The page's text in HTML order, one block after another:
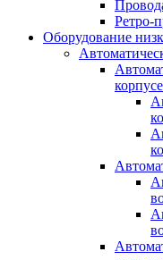
Ретро-
Оборудование
корпусе